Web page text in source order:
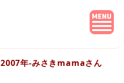
2007年-みさきmamaさん